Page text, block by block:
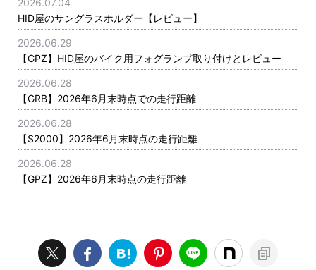
2026.07.04
HID屋のサングラスホルダー【レビュー】
2026.06.29
【GPZ】HID屋のバイク用フォグランプ取り付けとレビュー
2026.06.28
【GRB】2026年6月末時点での走行距離
2026.06.28
【S2000】2026年6月末時点の走行距離
2026.06.28
【GPZ】2026年6月末時点の走行距離